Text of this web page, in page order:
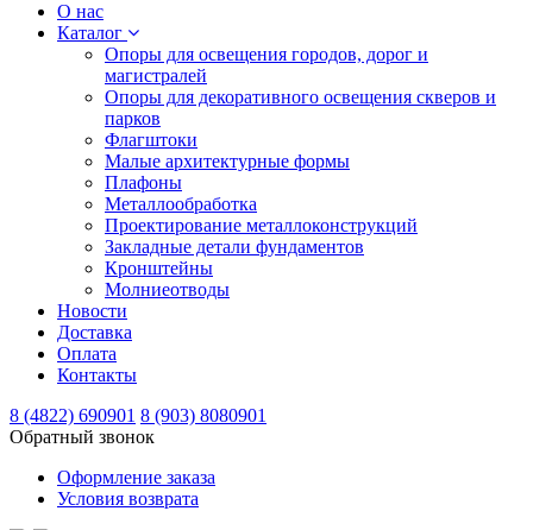
О нас
Каталог
Опоры для освещения городов, дорог и
магистралей
Опоры для декоративного освещения скверов и
парков
Флагштоки
Малые архитектурные формы
Плафоны
Металлообработка
Проектирование металлоконструкций
Закладные детали фундаментов
Кронштейны
Молниеотводы
Новости
Доставка
Оплата
Контакты
8 (4822) 690901 8 (903) 8080901
Обратный звонок
Оформление заказа
Условия возврата